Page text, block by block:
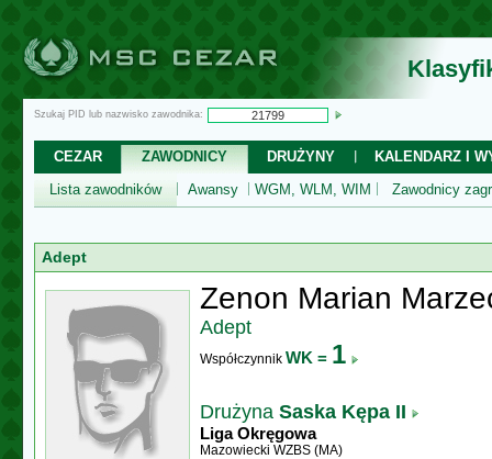
Szukaj PID lub nazwisko zawodnika:
CEZAR ZAWODNICY DRUŻYNY
KALENDARZ I
Lista zawodników
Awansy WGM, WLM, WIM Zawodnicy
Adept
Zenon Marian
Adept
Współczynnik WK = 1
Drużyna Saska Kępa II
Liga Okręgowa
Mazowiecki WZBS (MA)